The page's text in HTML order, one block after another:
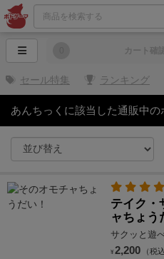
カート確
セール特集 ランキング
あんちっくに該当した通販中
テイク・
ャちょう
サクッと遊
¥ 2,200 （税